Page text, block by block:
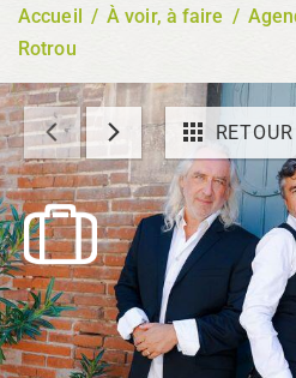
Accueil / À voir, à faire /
Rotrou